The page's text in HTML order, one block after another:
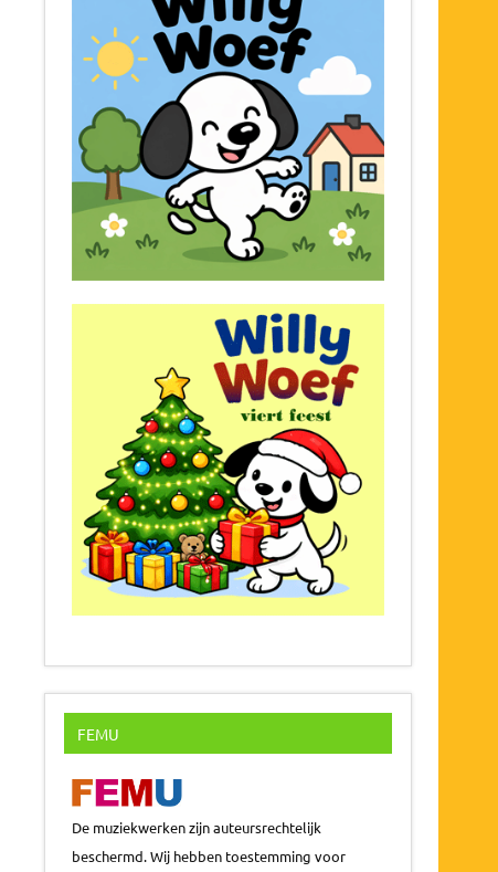
FEMU
De muziekwerken zijn auteursrechtelijk
beschermd. Wij hebben toestemming voor